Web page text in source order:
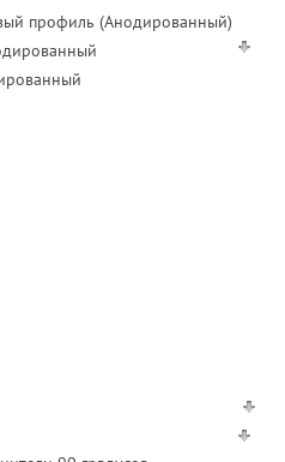
профиль (Анодированный)